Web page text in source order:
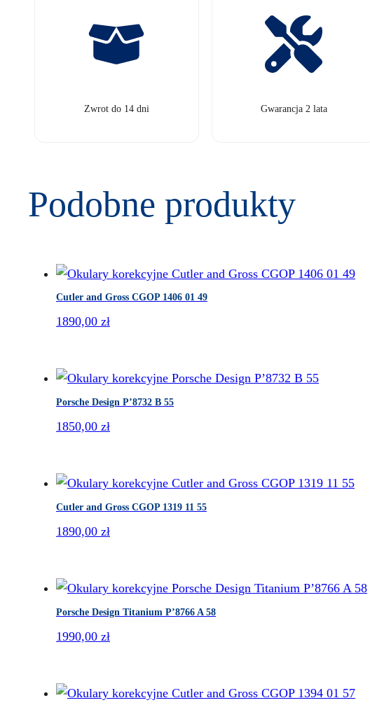
Zwrot do 14 dni Gwarancja 2 lata
Podobne produkty
Cutler and Gross CGOP 1406 01 49
1890,00 zł
Porsche Design P’8732 B 55
1850,00 zł
Cutler and Gross CGOP 1319 11 55
1890,00 zł
Porsche Design Titanium P’8766 A 58
1990,00 zł